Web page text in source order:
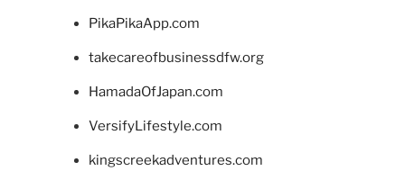
PikaPikaApp.com
takecareofbusinessdfw.org
HamadaOfJapan.com
VersifyLifestyle.com
kingscreekadventures.com